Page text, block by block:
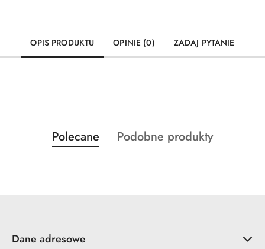
OPIS PRODUKTU OPINIE (0) ZADAJ PYTANIE
Pomiń karuzelę produktów
Produkty
o
Polecane
Produkty
Podobne produkty
Dane adresowe